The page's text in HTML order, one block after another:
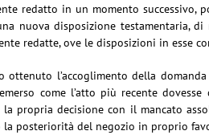
redatto in un momento successivo,
nuova disposizione testamentaria,
redatte, ove le disposizioni in esse
ottenuto l’accoglimento della
come l’atto più recente
propria decisione con il mancato
la posteriorità del negozio in proprio